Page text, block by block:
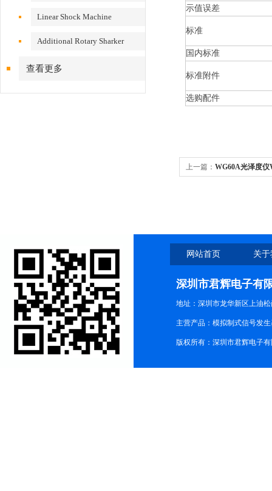
Linear Shock Machine
Additional Rotary Sharker
查看更多
示值误差
标准
国内标准
标准附件
选购配件
上一篇： WG60A光泽度
网站首页 关
深圳市君辉电子有
地址：深圳市龙华新区上油松
主营产品：模拟制式信号发
版权所有：深圳市君辉电子